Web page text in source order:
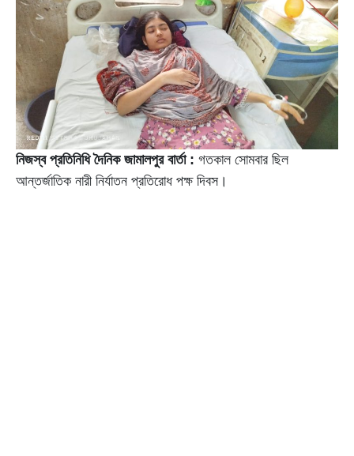
নিজস্ব প্রতিনিধি দৈনিক জামালপুর বার্তা : গতকাল সোমবার ছিল
আন্তর্জাতিক নারী নির্যাতন প্রতিরোধ পক্ষ দিবস।